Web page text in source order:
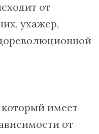
от
ухажер,
имеет
от